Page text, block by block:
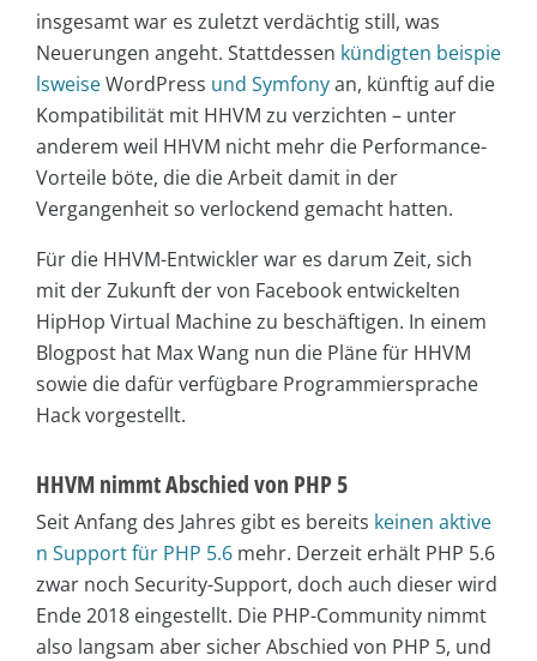
insgesamt war es zuletzt verdächtig still, was
Neuerungen angeht. Stattdessen kündigten beispie
lsweiseWordPress und Symfonyan, künftig auf die
Kompatibilität mit HHVM zu verzichten – unter
anderem weil HHVM nicht mehr die Performance-
Vorteile böte, die die Arbeit damit in der
Vergangenheit so verlockend gemacht hatten.
Für die HHVM-Entwickler war es darum Zeit, sich
mit der Zukunft der von Facebook entwickelten
HipHop Virtual Machine zu beschäftigen. In einem
Blogpost hat Max Wang nun die Pläne für HHVM
sowie die dafür verfügbare Programmiersprache
Hack vorgestellt.
HHVM nimmt Abschied von PHP 5
Seit Anfang des Jahres gibt es bereits keinen aktive
n Support für PHP 5.6 mehr. Derzeit erhält PHP 5.6
zwar noch Security-Support, doch auch dieser wird
Ende 2018 eingestellt. Die PHP-Community nimmt
also langsam aber sicher Abschied von PHP 5, und